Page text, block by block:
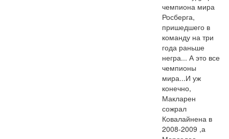
чемпиона мира
Росберга,
пришедшего в
команду на три
года раньше
негра... А это все
чемпионы
мира...И уж
конечно,
Макларен
сожрал
Ковалайнена в
2008-2009 ,а